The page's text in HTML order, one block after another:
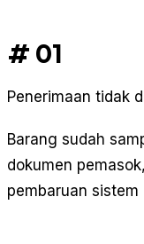
# 01
Penerimaan tidak
Barang sudah
dokumen
pembaruan sistem